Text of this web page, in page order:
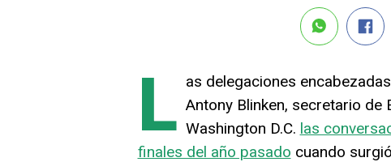
L as delegaciones
Antony Blinken, secretario de
Washington D.C. las
finales del año pasado cuando